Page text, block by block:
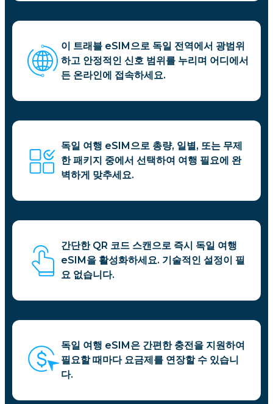
이 트래블 eSIM으로 독일 전역에서 광범위
하고 안정적인 신호 범위를 누리며 어디에서
든 온라인에 접속하세요.
독일 여행 eSIM으로 총량, 일별, 또는 무제
한 패키지 중에서 선택하여 여행 필요에 완
벽하게 맞추세요.
간단한 QR 코드 스캔으로 즉시 독일 여행
eSIM을 활성화하세요. 기술적인 설정이 필
요 없습니다.
독일 여행 eSIM은 간편한 충전을 지원하여
필요할 때마다 요금제를 연장할 수 있습니
다.